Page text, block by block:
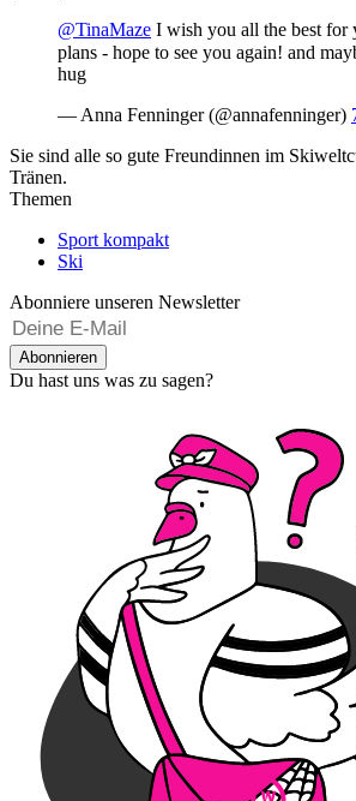
@TinaMaze I wish you all the best for
plans - hope to see you again! and
hug
— Anna Fenninger (@annafenninger)
Sie sind alle so gute Freundinnen im
Tränen.
Themen
Sport kompakt
Ski
Abonniere unseren Newsletter
Abonnieren
Du hast uns was zu sagen?